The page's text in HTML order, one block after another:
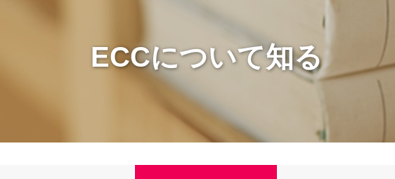
ECCについて知る